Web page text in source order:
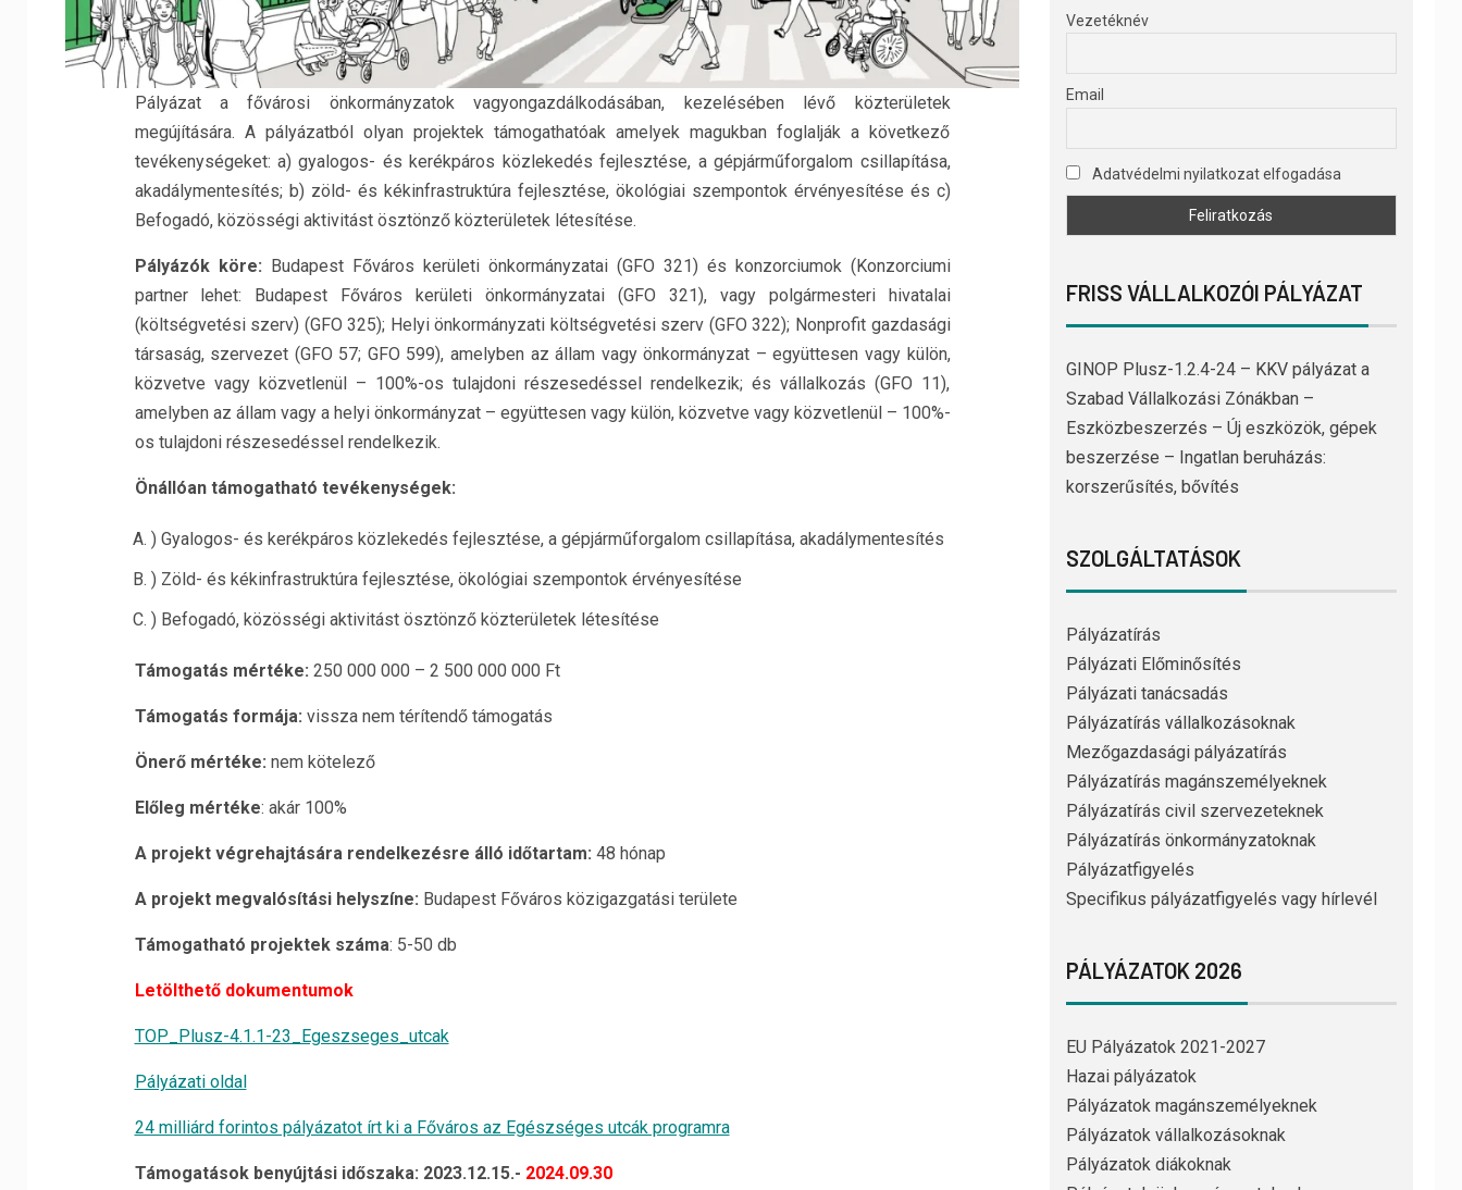
Pályázat a fővárosi önkormányzatok vagyongazdálkodásában, kezelésében lévő közterületek
megújítására. A pályázatból olyan projektek támogathatóak amelyek magukban foglalják a következő
tevékenységeket: a) gyalogos- és kerékpáros közlekedés fejlesztése, a gépjárműforgalom csillapítása,
akadálymentesítés; b) zöld- és kékinfrastruktúra fejlesztése, ökológiai szempontok érvényesítése és c)
Befogadó, közösségi aktivitást ösztönző közterületek létesítése.
Pályázók köre: Budapest Főváros kerületi önkormányzatai (GFO 321) és konzorciumok (Konzorciumi
partner lehet: Budapest Főváros kerületi önkormányzatai (GFO 321), vagy polgármesteri hivatalai
(költségvetési szerv) (GFO 325); Helyi önkormányzati költségvetési szerv (GFO 322); Nonprofit gazdasági
társaság, szervezet (GFO 57; GFO 599), amelyben az állam vagy önkormányzat – együttesen vagy külön,
közvetve vagy közvetlenül – 100%-os tulajdoni részesedéssel rendelkezik; és vállalkozás (GFO 11),
amelyben az állam vagy a helyi önkormányzat – együttesen vagy külön, közvetve vagy közvetlenül – 100%-
os tulajdoni részesedéssel rendelkezik.
Önállóan támogatható tevékenységek:
) Gyalogos- és kerékpáros közlekedés fejlesztése, a gépjárműforgalom csillapítása, akadálymentesítés
) Zöld- és kékinfrastruktúra fejlesztése, ökológiai szempontok érvényesítése
) Befogadó, közösségi aktivitást ösztönző közterületek létesítése
Támogatás mértéke: 250 000 000 – 2 500 000 000 Ft
Támogatás formája: vissza nem térítendő támogatás
Önerő mértéke: nem kötelező
Előleg mértéke: akár 100%
A projekt végrehajtására rendelkezésre álló időtartam: 48 hónap
A projekt megvalósítási helyszíne: Budapest Főváros közigazgatási területe
Támogatható projektek száma: 5-50 db
Letölthető dokumentumok
TOP_Plusz-4.1.1-23_Egeszseges_utcak
Pályázati oldal
24 milliárd forintos pályázatot írt ki a Főváros az Egészséges utcák programra
Támogatások benyújtási időszaka: 2023.12.15.- 2024.09.30
Vezetéknév
Email
Adatvédelmi nyilatkozat elfogadása
FRISS VÁLLALKOZÓI PÁLYÁZAT
GINOP Plusz-1.2.4-24 – KKV pályázat a
Szabad Vállalkozási Zónákban –
Eszközbeszerzés – Új eszközök, gépek
beszerzése – Ingatlan beruházás:
korszerűsítés, bővítés
SZOLGÁLTATÁSOK
Pályázatírás
Pályázati Előminősítés
Pályázati tanácsadás
Pályázatírás vállalkozásoknak
Mezőgazdasági pályázatírás
Pályázatírás magánszemélyeknek
Pályázatírás civil szervezeteknek
Pályázatírás önkormányzatoknak
Pályázatfigyelés
Specifikus pályázatfigyelés vagy hírlevél
PÁLYÁZATOK 2026
EU Pályázatok 2021-2027
Hazai pályázatok
Pályázatok magánszemélyeknek
Pályázatok vállalkozásoknak
Pályázatok diákoknak